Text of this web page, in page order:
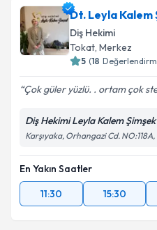
Dt. Leyla Kalem
Diş Hekimi
Tokat, Merkez
5 (18
Çok güler yüzlü. . ortam çok
Diş Hekimi Leyla Kalem Şimşek
Karşıyaka, Orhangazi Cd.
En Yakın Saatler
11:30
15:30